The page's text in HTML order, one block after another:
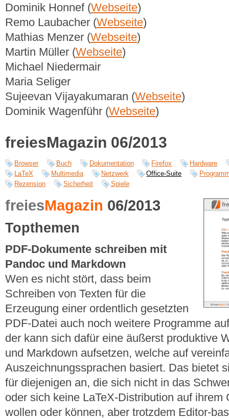
Dominik Honnef (Webseite)
Remo Laubacher (Webseite)
Mathias Menzer (Webseite)
Martin Müller (Webseite)
Michael Niedermair
Maria Seliger
Sujeevan Vijayakumaran (Webseite)
Dominik Wagenführ (Webseite)
freiesMagazin 06/2013
Browser Buch Dokumentation Firefox
Hardware
LaTeX
Multimedia Netzwerk Office-Suite
Rezension
Sicherheit Spiele
freiesMagazin 06/2013
Topthemen
PDF-Dokumente schreiben mit
Pandoc und Markdown
Wen es nicht stört, dass beim
Schreiben von Texten für die
Erzeugung einer ordentlich gesetzten
PDF-Datei auch noch weitere Programme
der kann sich dafür eine äußerst produktive
und Markdown aufsetzen, welche auf
Auszeichnungssprachen basiert. Das bietet
für diejenigen an, die sich nicht in das
oder sich keine LaTeX-Distribution auf ihrem
wollen oder können, aber trotzdem Editor-